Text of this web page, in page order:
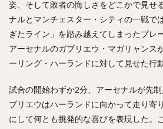
姿、そして敗者の悔しさをどこかで見せ
ナルとマンチェスター・シティの一戦で
ぎたライン」を踏み越えてしまったプレ
アーセナルのガブリエウ・マガリャンス
ーリング・ハーランドに対して見せた行動
試合の開始わずか2分、アーセナルが先
ブリエウはハーランドに向かって走り寄
にして何とも挑発的な喜びを表現した。